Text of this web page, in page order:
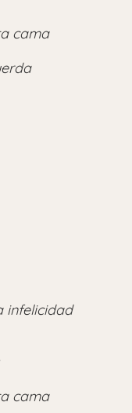
cama
infelicidad
cama